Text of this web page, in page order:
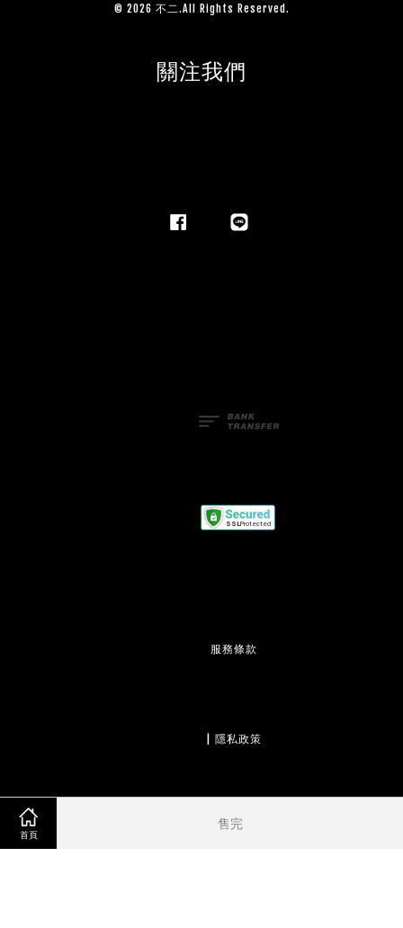
首頁
售完
© 2026 不二.All Rights Reserved.
關注我們
服務條款
                  |
隱私政策
退款政策